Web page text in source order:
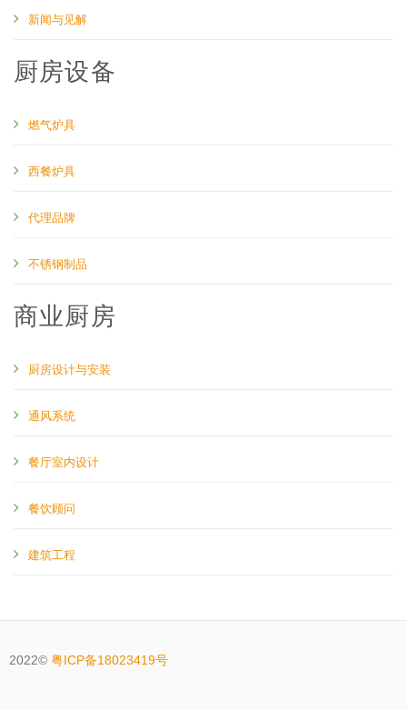
新闻与见解
厨房设备
燃气炉具
西餐炉具
代理品牌
不锈钢制品
商业厨房
厨房设计与安装
通风系统
餐厅室内设计
餐饮顾问
建筑工程
2022© 粤ICP备18023419号